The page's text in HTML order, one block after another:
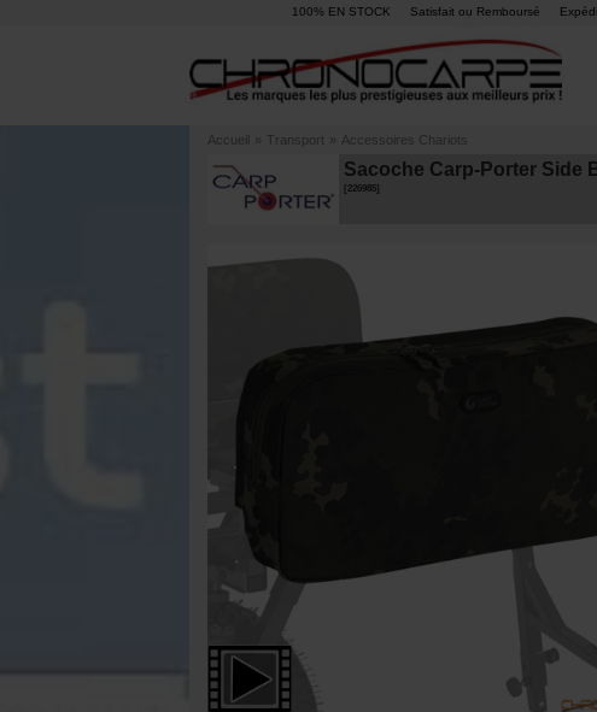
100% EN STOCK Satisfait ou Remboursé
Accueil » Transport » Accessoires Chariots
Sacoche Carp-Porter Side
226985]